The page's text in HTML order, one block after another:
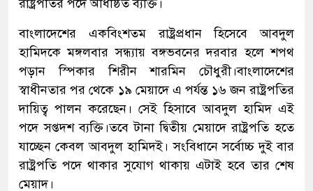
রাষ্ট্রপতির পদে অধিষ্ঠিত ব্যক্তি।
বাংলাদেশের একবিংশতম রাষ্ট্রপ্রধান হিসেবে আবদুল
হামিদকে মঙ্গলবার সন্ধ্যায় বঙ্গভবনের দরবার হলে শপথ
পড়ান স্পিকার শিরীন শারমিন চৌধুরী।বাংলাদেশের
স্বাধীনতার পর থেকে ১৯ মেয়াদে এ পর্যন্ত ১৬ জন রাষ্ট্রপতির
দায়িত্ব পালন করেছেন। সেই হিসাবে আবদুল হামিদ এই
পদে সপ্তদশ ব্যক্তি।তবে টানা দ্বিতীয় মেয়াদে রাষ্ট্রপতি হতে
যাচ্ছেন কেবল আবদুল হামিদই। সংবিধানে সর্বোচ্চ দুই বার
রাষ্ট্রপতি পদে থাকার সুযোগ থাকায় এটাই হবে তার শেষ
মেয়াদ।